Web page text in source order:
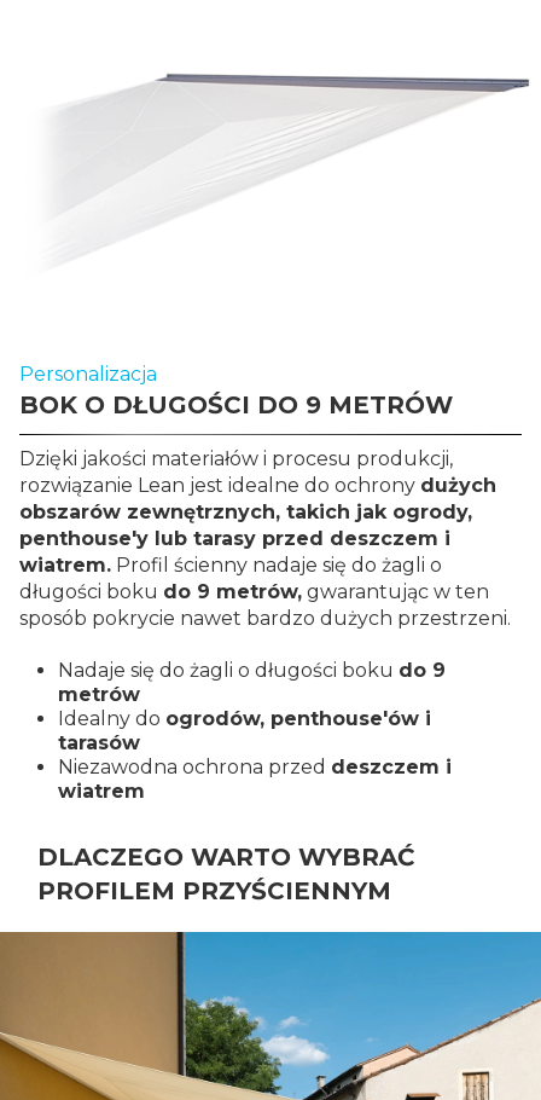
Personalizacja
BOK O DŁUGOŚCI DO 9 METRÓW
Dzięki jakości materiałów i procesu produkcji,
rozwiązanie Lean jest idealne do ochrony dużych
obszarów zewnętrznych, takich jak ogrody,
penthouse'y lub tarasy przed deszczem i
wiatrem. Profil ścienny nadaje się do żagli o
długości boku do 9 metrów, gwarantując w ten
sposób pokrycie nawet bardzo dużych przestrzeni.
Nadaje się do żagli o długości boku do 9
metrów
Idealny do ogrodów, penthouse'ów i
tarasów
Niezawodna ochrona przed deszczem i
wiatrem
DLACZEGO WARTO WYBRAĆ
PROFILEM PRZYŚCIENNYM